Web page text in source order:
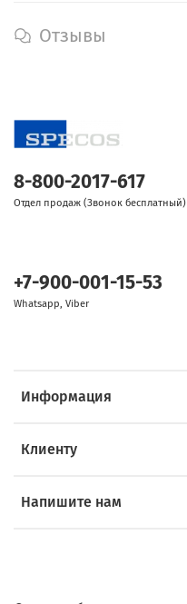
Отзывы
Информация
Клиенту
Напишите нам
8-800-2017-617
Отдел продаж (Звонок бесплатный)
+7-900-001-15-53
Whatsapp, Viber